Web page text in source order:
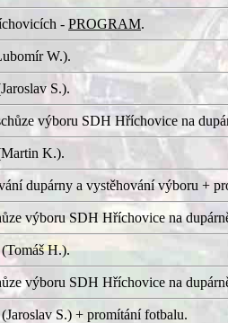
- PROGRAM.
W.).
S.).
výboru SDH Hříchovice na
K.).
dupárny a vystěhování výboru +
výboru SDH Hříchovice na
H.).
výboru SDH Hříchovice na
S.) + promítání fotbalu.